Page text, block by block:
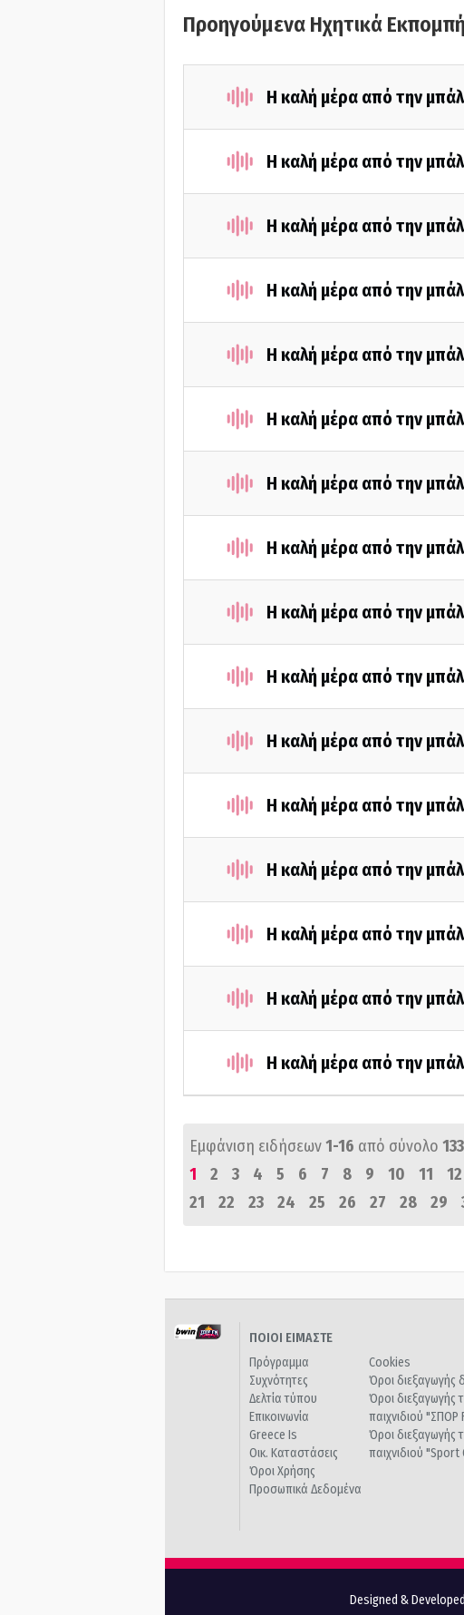
Προηγούμενα Ηχητικά
Η καλή μέρα από την
Η καλή μέρα από την
Η καλή μέρα από την
Η καλή μέρα από την
Η καλή μέρα από την
Η καλή μέρα από την
Η καλή μέρα από την
Η καλή μέρα από την
Η καλή μέρα από την
Η καλή μέρα από την
Η καλή μέρα από την
Η καλή μέρα από την
Η καλή μέρα από την
Η καλή μέρα από την
Η καλή μέρα από την
Η καλή μέρα από την
Εμφάνιση ειδήσεων1-16 από σύνολο
1
2 3 4 5 6 7 8 9 10 11 12
21
22 23 24 25 26 27 28 29
ΠΟΙΟΙ ΕΙΜΑΣΤΕ
Πρόγραμμα
Συχνότητες
Δελτία τύπου
Επικοινωνία
Greece Is
Οικ. Καταστάσεις
Όροι Χρήσης
Προσωπικά Δεδομένα
Cookies
Όροι διεξαγωγής
Όροι διεξαγωγής
παιχνιδιού "ΣΠΟΡ
Όροι διεξαγωγής
παιχνιδιού "Sport
Designed &